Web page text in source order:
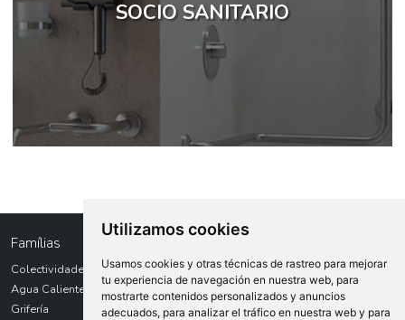
Utilizamos cookies
Usamos cookies y otras técnicas de rastreo para mejorar
tu experiencia de navegación en nuestra web, para
mostrarte contenidos personalizados y anuncios
adecuados, para analizar el tráfico en nuestra web y para
SOCIO SANITARIO
Famílias
Colectividades
Agua Caliente Sanitaria
Grifería